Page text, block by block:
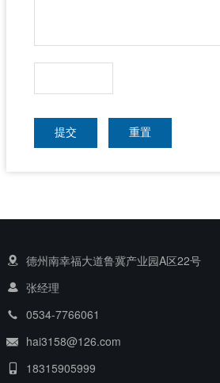
提交 重置
德州南幸福大道鲁冀产业园A区22号
张经理
0534-7766061
hai3158@126.com
18315905999